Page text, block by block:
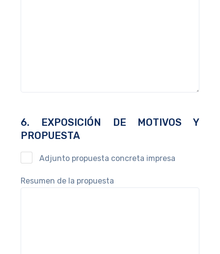
6. EXPOSICIÓN DE MOTIVOS Y
PROPUESTA
Adjunto propuesta concreta impresa
Resumen de la propuesta